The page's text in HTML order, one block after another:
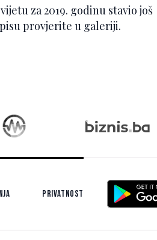
za 2019. godinu stavio još
provjerite u galeriji.
Privatnost